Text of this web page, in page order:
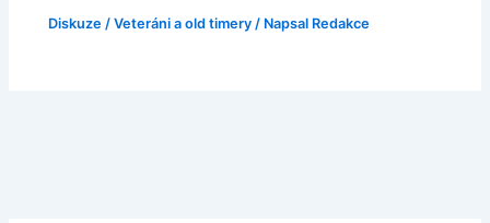
Diskuze /Veteráni a old timery / Napsal Redakce